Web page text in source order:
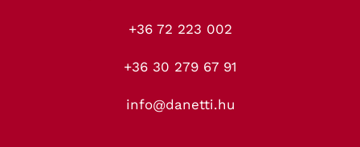
+36 72 223 002
+36 30 279 67 91
info@danetti.hu